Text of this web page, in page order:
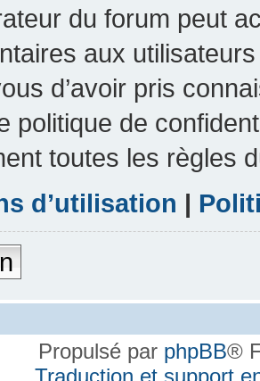
du forum peut
aux
d’avoir pris
politique de
toutes les règles
d’utilisation |
Propulsé par phpBB®